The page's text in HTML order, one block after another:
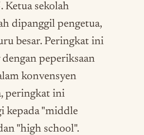
Ketua sekolah
dipanggil pengetua,
besar. Peringkat ini
peperiksaan
konvensyen
peringkat ini
kepada "middle
"high school".